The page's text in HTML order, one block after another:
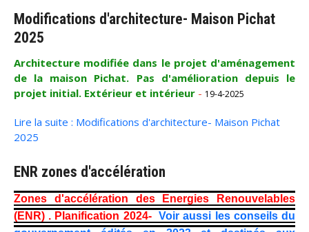
Modifications d'architecture- Maison Pichat
2025
Architecture modifiée dans le projet d'aménagement
de la maison Pichat. Pas d'amélioration depuis le
projet initial. Extérieur et intérieur - 19-4-2025
Lire la suite : Modifications d'architecture- Maison Pichat
2025
ENR zones d'accélération
Zones d'accélération des Energies Renouvelables
(ENR) . Planification 2024-Voir aussi les conseils du